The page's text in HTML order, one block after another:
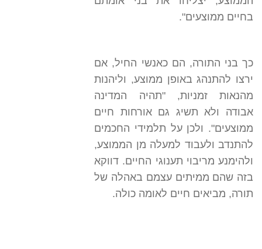
בחיים ממוצעים".
כך בני התורה, הם כאנשי החיל, אם
ירצו להתנהג באופן ממוצע, וליהנות
מהנאות זמניות, "תהיה המדינה
אבודה ולא תשיג גם אורחות חיים
ממוצעים". ולכן על תלמידי החכמים
להתנדב ולעבוד למעלה מן הממוצע,
ולהימנע מריבוי תענוגי החיים. דווקא
בזה שהם ממיתים עצמם באהלה של
תורה, מביאים חיים לאומה כולה.